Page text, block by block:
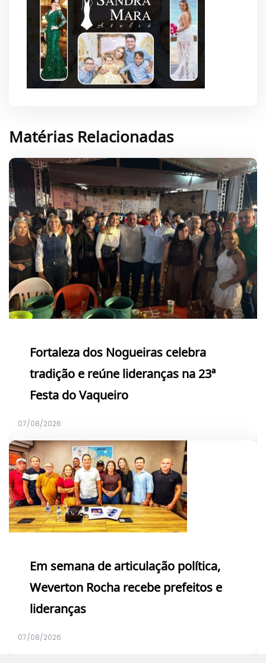
Matérias Relacionadas
Fortaleza dos Nogueiras celebra
tradição e reúne lideranças na 23ª
Festa do Vaqueiro
07/08/2026
Em semana de articulação política,
Weverton Rocha recebe prefeitos e
lideranças
07/08/2026